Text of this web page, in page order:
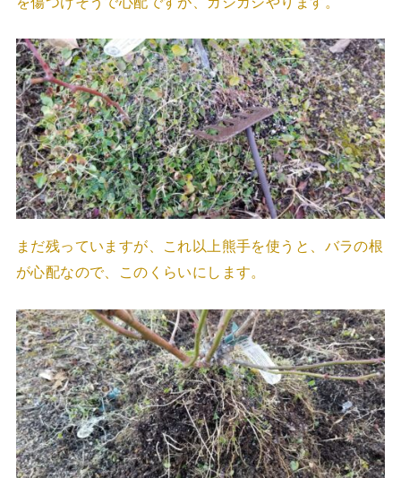
まだ残っていますが、これ以上熊手を使うと、バラの根
が心配なので、このくらいにします。